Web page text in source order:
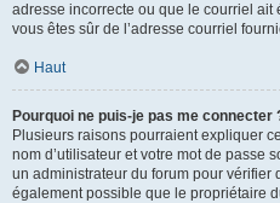
adresse incorrecte ou que le courriel ait
vous êtes sûr de l’adresse courriel
Haut
Pourquoi ne puis-je pas me connecter
Plusieurs raisons pourraient expliquer
nom d’utilisateur et votre mot de passe
un administrateur du forum pour vérifier
également possible que le propriétaire